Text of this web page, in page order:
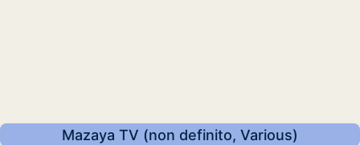
Mazaya TV (non definito, Various)